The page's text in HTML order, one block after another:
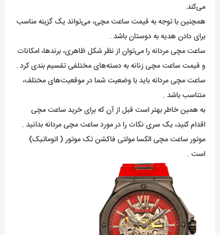
می‌کند.
همچنین با توجه به قیمت ساعت مچی، می‌تواند یک گزینه مناسب
برای دادن هدیه به دوستان باشد .
ساعت مچی مردانه را می‌توان از نظر شکل ظاهری، برند‌ها، امکانات
و قیمت ساعت مچی زنانه به دسته‌های مختلفی تقسیم بندی کرد .
ساعت مچی مردانه باید با وضعیت شما در موقعیت‌های مختلف،
متناسب باشد .
به همین خاطر بهتر است قبل از آن که برای خرید ساعت مچی
اقدام کنید، یک سری نکات را در مورد ساعت مچی مردانه بدانید .
موتور ساعت مچی الکسا مولتی فاکشن تک موتور ( اتوماتیک)
است .